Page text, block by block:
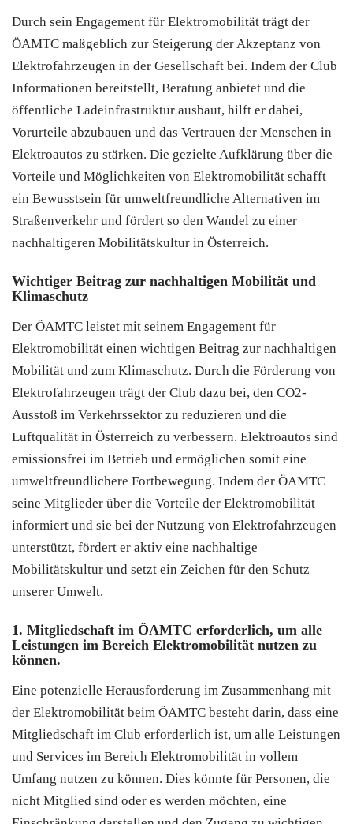
Durch sein Engagement für Elektromobilität trägt der
ÖAMTC maßgeblich zur Steigerung der Akzeptanz von
Elektrofahrzeugen in der Gesellschaft bei. Indem der Club
Informationen bereitstellt, Beratung anbietet und die
öffentliche Ladeinfrastruktur ausbaut, hilft er dabei,
Vorurteile abzubauen und das Vertrauen der Menschen in
Elektroautos zu stärken. Die gezielte Aufklärung über die
Vorteile und Möglichkeiten von Elektromobilität schafft
ein Bewusstsein für umweltfreundliche Alternativen im
Straßenverkehr und fördert so den Wandel zu einer
nachhaltigeren Mobilitätskultur in Österreich.
Wichtiger Beitrag zur nachhaltigen Mobilität und
Klimaschutz
Der ÖAMTC leistet mit seinem Engagement für
Elektromobilität einen wichtigen Beitrag zur nachhaltigen
Mobilität und zum Klimaschutz. Durch die Förderung von
Elektrofahrzeugen trägt der Club dazu bei, den CO2-
Ausstoß im Verkehrssektor zu reduzieren und die
Luftqualität in Österreich zu verbessern. Elektroautos sind
emissionsfrei im Betrieb und ermöglichen somit eine
umweltfreundlichere Fortbewegung. Indem der ÖAMTC
seine Mitglieder über die Vorteile der Elektromobilität
informiert und sie bei der Nutzung von Elektrofahrzeugen
unterstützt, fördert er aktiv eine nachhaltige
Mobilitätskultur und setzt ein Zeichen für den Schutz
unserer Umwelt.
1. Mitgliedschaft im ÖAMTC erforderlich, um alle
Leistungen im Bereich Elektromobilität nutzen zu
können.
Eine potenzielle Herausforderung im Zusammenhang mit
der Elektromobilität beim ÖAMTC besteht darin, dass eine
Mitgliedschaft im Club erforderlich ist, um alle Leistungen
und Services im Bereich Elektromobilität in vollem
Umfang nutzen zu können. Dies könnte für Personen, die
nicht Mitglied sind oder es werden möchten, eine